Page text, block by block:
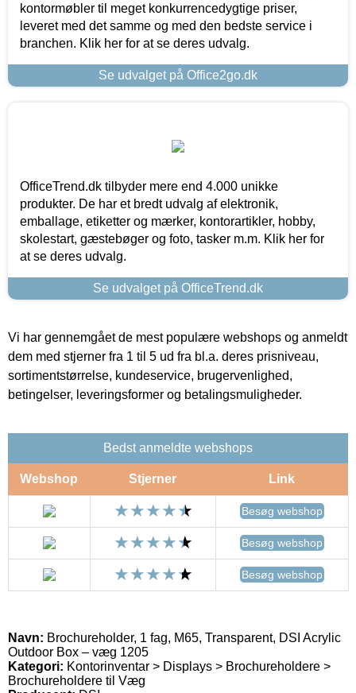
kontormøbler til meget konkurrencedygtige priser,
leveret med det samme og med den bedste service i
branchen. Klik her for at se deres udvalg.
Se udvalget på Office2go.dk
OfficeTrend.dk tilbyder mere end 4.000 unikke
produkter. De har et bredt udvalg af elektronik,
emballage, etiketter og mærker, kontorartikler, hobby,
skolestart, gæstebøger og foto, tasker m.m. Klik her for
at se deres udvalg.
Se udvalget på OfficeTrend.dk
Vi har gennemgået de mest populære webshops og anmeldt
dem med stjerner fra 1 til 5 ud fra bl.a. deres prisniveau,
sortimentstørrelse, kundeservice, brugervenlighed,
betingelser, leveringsformer og betalingsmuligheder.
Bedst anmeldte webshops
Webshop Stjerner Link
Besøg webshop
Besøg webshop
Besøg webshop
Navn: Brochureholder, 1 fag, M65, Transparent, DSI Acrylic
Outdoor Box – væg 1205
Kategori: Kontorinventar > Displays > Brochureholdere >
Brochureholdere til Væg